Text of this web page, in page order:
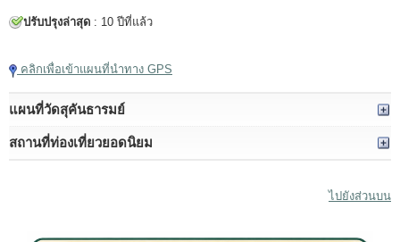
ปรับปรุงล่าสุด : 10 ปีที่แล้ว
คลิกเพื่อเข้าแผนที่นำทาง GPS
แผนที่วัดสุคันธารมย์
สถานที่ท่องเที่ยวยอดนิยม
ไปยังส่วนบน